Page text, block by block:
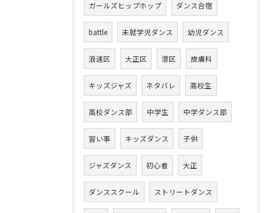
ガールズヒップホップ ダンス合宿
battle 未就学児ダンス 幼児ダンス
浪速区 大正区 港区 皮膚科
キッズジャズ ネタバレ 高校生
高校ダンス部 中学生 中学ダンス部
習い事 キッズダンス 子供
ジャズダンス 初心者 大正
ダンススクール ストリートダンス